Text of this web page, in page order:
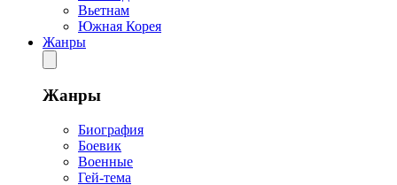
Вьетнам
Южная Корея
Жанры
Жанры
Биография
Боевик
Военные
Гей-тема